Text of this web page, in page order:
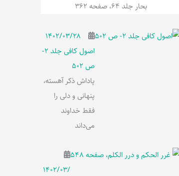
بحار جلد 64، صفحه 362
۱۴۰۲/۰۳/۲۸
اصول کافی جلد 2-
ص 502
پاداش ذکر آهسته،
پنهانی و دلی را
فقط خداوند
می‌داند
۱۴۰۲/۰۳/